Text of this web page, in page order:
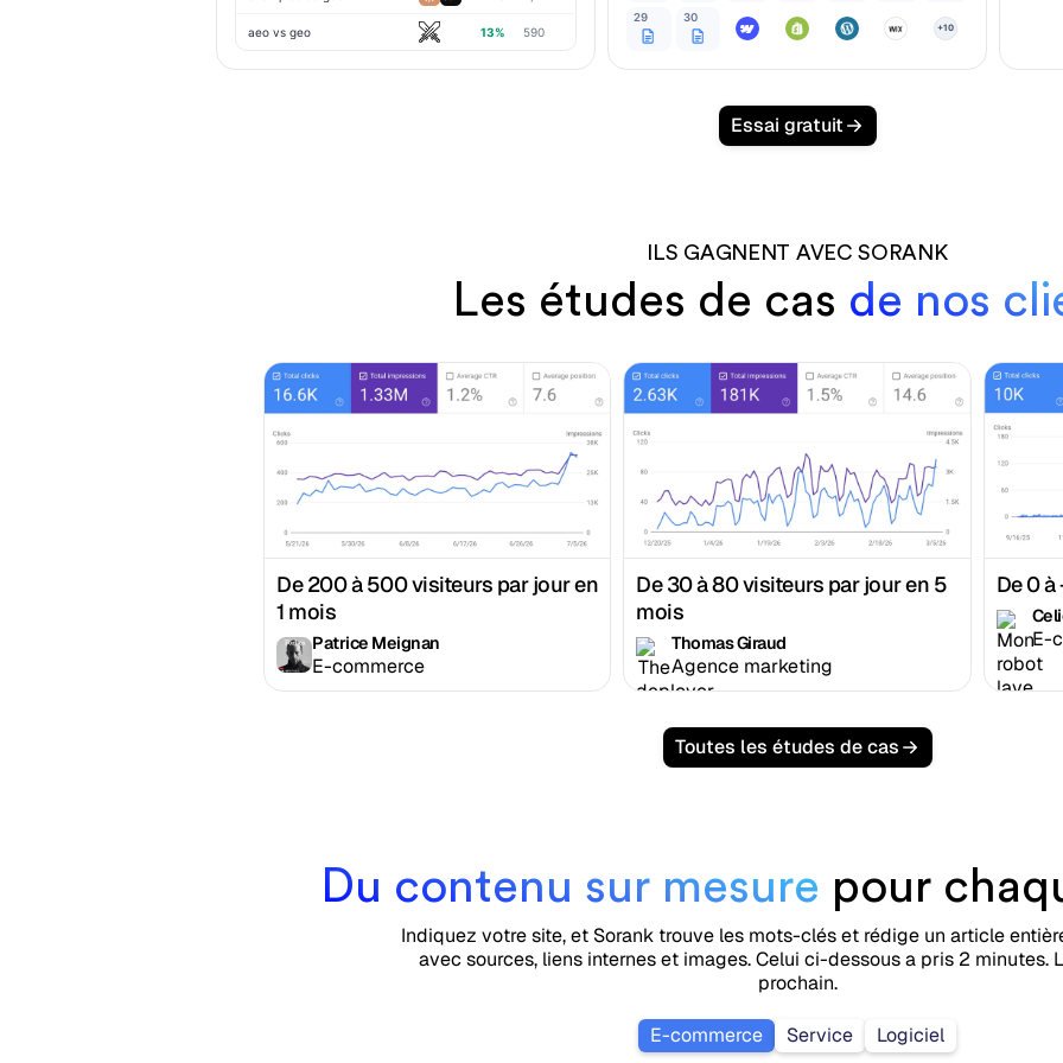
aeo vs geo 13% 590
29 30
+10
Essai gratuit
ILS GAGNENT AVEC SORANK
Les études de cas de nos
De 200 à 500 visiteurs par jour en
1 mois
Patrice Meignan
E-commerce
De 30 à 80 visiteurs par jour en 5
mois
Thomas Giraud
Agence marketing
De 0
E-
Toutes les études de cas
Du contenu sur mesure pour
Indiquez votre site, et Sorank trouve les mots-clés et rédige un article
avec sources, liens internes et images. Celui ci-dessous a pris 2 minutes.
prochain.
E-commerce Service Logiciel